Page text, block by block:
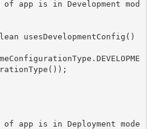
usesDevelopmentConfig ()
. DEVELOPME
());
of app is in Deployment mode